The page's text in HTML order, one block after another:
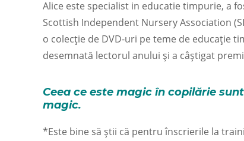
Alice este specialist in educatie timpurie, a
Scottish Independent Nursery Association
o colecție de DVD-uri pe teme de educație
desemnată lectorul anului și a câștigat
Ceea ce este magic în copilărie
magic.
*Este bine să știi că pentru înscrierile la